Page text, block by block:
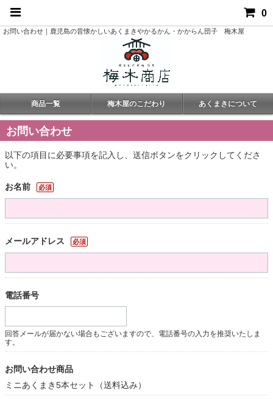
0
お問い合わせ｜鹿児島の昔懐かしいあくまきやかるかん・かからん団子 梅木屋
商品一覧 梅木屋のこだわり あくまきについて
お問い合わせ
以下の項目に必要事項を記入し、送信ボタンをクリックしてくださ
い。
お名前 必須
メールアドレス 必須
電話番号
回答メールが届かない場合もございますので、電話番号の入力を推奨いたしま
す。
お問い合わせ商品
ミニあくまき5本セット（送料込み）